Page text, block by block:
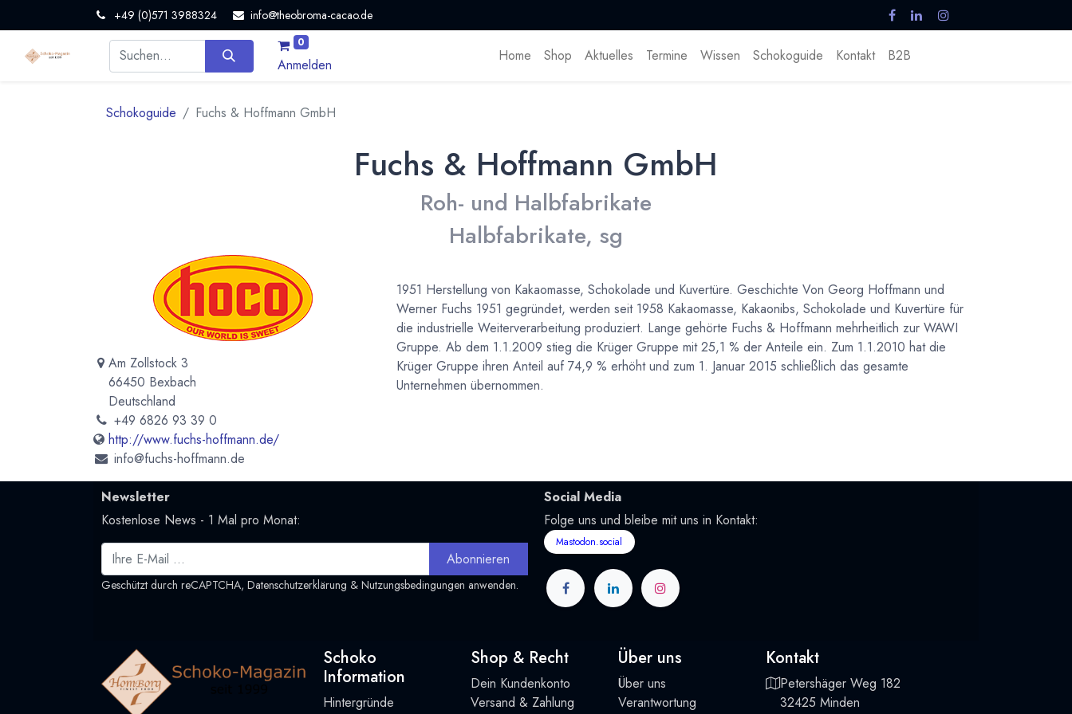
+49 (0)571 3988324 info@theobroma-cacao.de
0
Anmelden
Home Shop Aktuelles Termine Wissen Schokoguide Kontakt B2B
Schokoguide Fuchs & Hoffmann GmbH
Fuchs & Hoffmann GmbH
Roh- und Halbfabrikate
Halbfabrikate, sg
Am Zollstock 3
66450 Bexbach
Deutschland
+49 6826 93 39 0
http://www.fuchs-hoffmann.de/
info@fuchs-hoffmann.de
1951 Herstellung von Kakaomasse, Schokolade und Kuvertüre. Geschichte Von Georg Hoffmann und
Werner Fuchs 1951 gegründet, werden seit 1958 Kakaomasse, Kakaonibs, Schokolade und Kuvertüre für
die industrielle Weiterverarbeitung produziert. Lange gehörte Fuchs & Hoffmann mehrheitlich zur WAWI
Gruppe. Ab dem 1.1.2009 stieg die Krüger Gruppe mit 25,1 % der Anteile ein. Zum 1.1.2010 hat die
Krüger Gruppe ihren Anteil auf 74,9 % erhöht und zum 1. Januar 2015 schließlich das gesamte
Unternehmen übernommen.
Newsletter
Kostenlose News - 1 Mal pro Monat:
Abonnieren
Geschützt durch reCAPTCHA, Datenschutzerklärung & Nutzungsbedingungen anwenden.
Social Media
Folge uns und bleibe mit uns in Kontakt:
Mastodon.social
Schoko
Information
Hintergründe
Shop & Recht
Dein Kundenkonto
Versand & Zahlung
Über uns
Über uns
Verantwortung
Kontakt
Petershäger Weg 182
32425 Minden